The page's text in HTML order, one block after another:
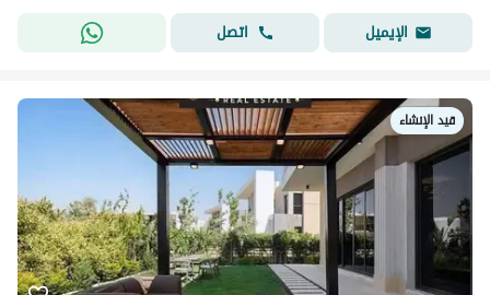
الإيميل
اتصل
قيد الإنشاء